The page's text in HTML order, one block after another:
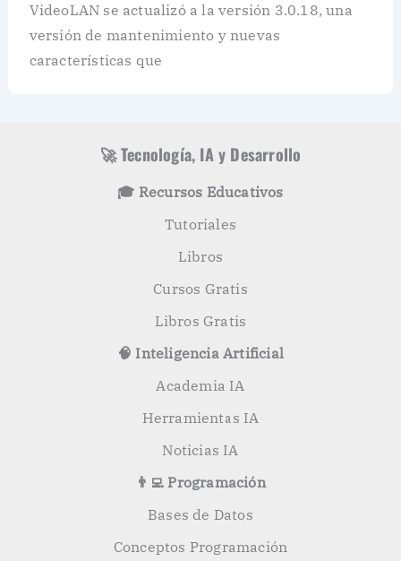
VideoLAN se actualizó a la versión 3.0.18, una
versión de mantenimiento y nuevas
características que
🚀 Tecnología, IA y Desarrollo
🎓 Recursos Educativos
Tutoriales
Libros
Cursos Gratis
Libros Gratis
🧠 Inteligencia Artificial
Academia IA
Herramientas IA
Noticias IA
👨‍💻 Programación
Bases de Datos
Conceptos Programación